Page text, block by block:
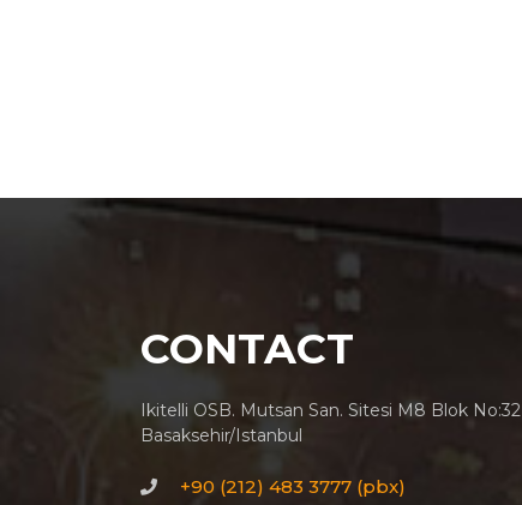
CONTACT
Ikitelli OSB. Mutsan San. Sitesi M8 Blok No:32
Basaksehir/Istanbul
+90 (212) 483 3777 (pbx)